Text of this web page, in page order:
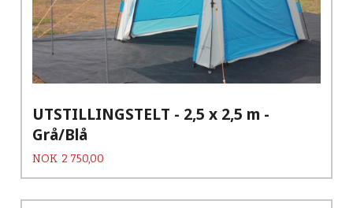
UTSTILLINGSTELT - 2,5 x 2,5 m -
Grå/Blå
Pris
NOK 2 750,00